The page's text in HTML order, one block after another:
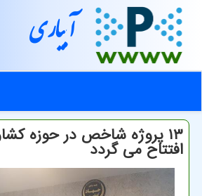
آبیاری
۱۳ پروژه شاخص در حوزه
افتتاح می گردد